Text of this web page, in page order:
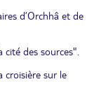
d’Orchhâ et de
cité des sources".
croisière sur le